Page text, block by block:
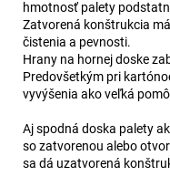
hmotnosť palety
Zatvorená konštrukcia
čistenia a pevnosti.
Hrany na hornej doske
Predovšetkým pri
vyvýšenia ako veľká
Aj spodná doska palety
so zatvorenou alebo
sa dá uzatvorená